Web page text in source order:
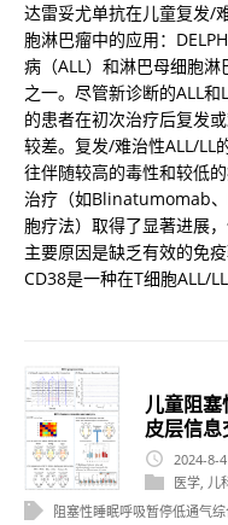
达雷妥尤单抗在儿童复发/
胞淋巴瘤中的应用：
病（ALL）和淋巴母细胞
之一。尽管新诊断的ALL
的患者在初次治疗后复发
较差。复发/难治性ALL/LL
往伴随较高的毒性和较低
治疗（如Blinatumomab
胞疗法）取得了显著进展
主要原因是缺乏有效的免
CD38是一种在T细胞ALL/
儿童阻塞
皮层信息
2024-8-4
医学 儿
阻塞性睡眠呼吸暂停低通气